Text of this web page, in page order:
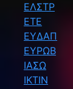
ΕΛΣΤΡ
ΕΤΕ
ΕΥΔΑΠ
ΕΥΡΩΒ
ΙΑΣΩ
ΙΚΤΙΝ